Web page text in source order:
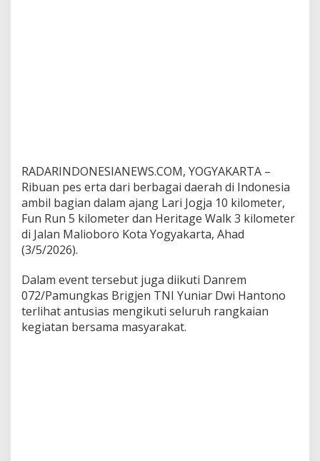
RADARINDONESIANEWS.COM, YOGYAKARTA –
Ribuan pes erta dari berbagai daerah di Indonesia
ambil bagian dalam ajang Lari Jogja 10 kilometer,
Fun Run 5 kilometer dan Heritage Walk 3 kilometer
di Jalan Malioboro Kota Yogyakarta, Ahad
(3/5/2026).
Dalam event tersebut juga diikuti Danrem
072/Pamungkas Brigjen TNI Yuniar Dwi Hantono
terlihat antusias mengikuti seluruh rangkaian
kegiatan bersama masyarakat.